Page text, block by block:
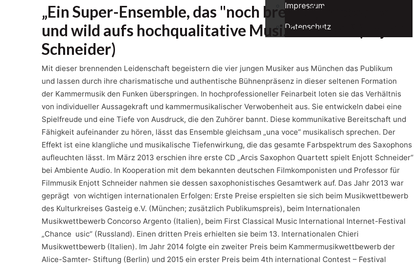
Impressum
Datenschutz
„Ein Super-Ensemble, das "noch brennt", innovativ
und wild aufs hochqualitative Musizieren ist.“ (Enjott
Schneider)
Mit dieser brennenden Leidenschaft begeistern die vier jungen Musiker aus München das Publikum
und lassen durch ihre charismatische und authentische Bühnenpräsenz in dieser seltenen Formation
der Kammermusik den Funken überspringen. In hochprofessioneller Feinarbeit loten sie das Verhältnis
von individueller Aussagekraft und kammermusikalischer Verwobenheit aus. Sie entwickeln dabei eine
Spielfreude und eine Tiefe von Ausdruck, die den Zuhörer bannt. Diese kommunikative Bereitschaft und
Fähigkeit aufeinander zu hören, lässt das Ensemble gleichsam „una voce“ musikalisch sprechen. Der
Effekt ist eine klangliche und musikalische Tiefenwirkung, die das gesamte Farbspektrum des Saxophons
aufleuchten lässt. Im März 2013 erschien ihre erste CD „Arcis Saxophon Quartett spielt Enjott Schneider“
bei Ambiente Audio. In Kooperation mit dem bekannten deutschen Filmkomponisten und Professor für
Filmmusik Enjott Schneider nahmen sie dessen saxophonistisches Gesamtwerk auf. Das Jahr 2013 war
geprägt von wichtigen internationalen Erfolgen: Erste Preise erspielten sie sich beim Musikwettbewerb
des Kulturkreises Gasteig e.V. (München; zusätzlich Publikumspreis), beim Internationalen
Musikwettbewerb Concorso Argento (Italien), beim First Classical Music International Internet-Festival
„Chance usic“ (Russland). Einen dritten Preis erhielten sie beim 13. Internationalen Chieri
Musikwettbewerb (Italien). Im Jahr 2014 folgte ein zweiter Preis beim Kammermusikwettbewerb der
Alice-Samter- Stiftung (Berlin) und 2015 ein erster Preis beim 4th international Contest – Festival